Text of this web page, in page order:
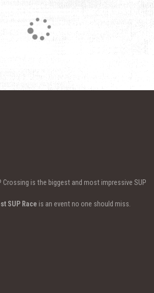
Crossing is the biggest and most impressive SUP
SUP Race is an event no one should miss.